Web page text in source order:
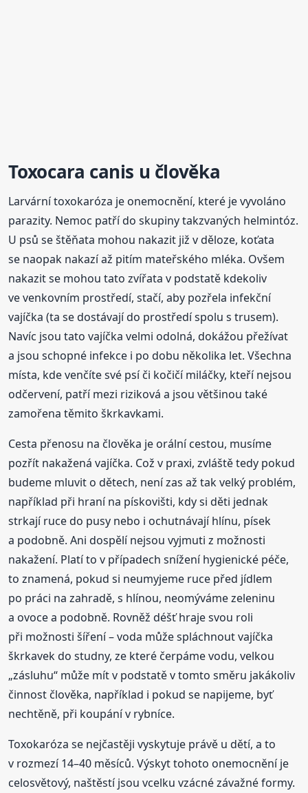
Toxocara canis u člověka
Larvární toxokaróza je onemocnění, které je vyvoláno
parazity. Nemoc patří do skupiny takzvaných helmintóz.
U psů se štěňata mohou nakazit již v děloze, koťata
se naopak nakazí až pitím mateřského mléka. Ovšem
nakazit se mohou tato zvířata v podstatě kdekoliv
ve venkovním prostředí, stačí, aby pozřela infekční
vajíčka (ta se dostávají do prostředí spolu s trusem).
Navíc jsou tato vajíčka velmi odolná, dokážou přežívat
a jsou schopné infekce i po dobu několika let. Všechna
místa, kde venčíte své psí či kočičí miláčky, kteří nejsou
odčervení, patří mezi riziková a jsou většinou také
zamořena těmito škrkavkami.
Cesta přenosu na člověka je orální cestou, musíme
pozřít nakažená vajíčka. Což v praxi, zvláště tedy pokud
budeme mluvit o dětech, není zas až tak velký problém,
například při hraní na pískovišti, kdy si děti jednak
strkají ruce do pusy nebo i ochutnávají hlínu, písek
a podobně. Ani dospělí nejsou vyjmuti z možnosti
nakažení. Platí to v případech snížení hygienické péče,
to znamená, pokud si neumyjeme ruce před jídlem
po práci na zahradě, s hlínou, neomýváme zeleninu
a ovoce a podobně. Rovněž déšť hraje svou roli
při možnosti šíření – voda může spláchnout vajíčka
škrkavek do studny, ze které čerpáme vodu, velkou
„zásluhu“ může mít v podstatě v tomto směru jakákoliv
činnost člověka, například i pokud se napijeme, byť
nechtěně, při koupání v rybníce.
Toxokaróza se nejčastěji vyskytuje právě u dětí, a to
v rozmezí 14–40 měsíců. Výskyt tohoto onemocnění je
celosvětový, naštěstí jsou vcelku vzácné závažné formy.